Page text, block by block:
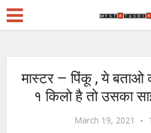
मास्टर – पिंकू , ये
१ किलो है तो उसका
March 19, 2021